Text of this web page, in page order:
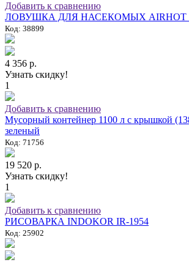
Добавить к сравнению
ЛОВУШКА ДЛЯ НАСЕКОМЫХ AIRHOT
Код: 38899
4 356 р.
Узнать скидку!
1
Добавить к сравнению
Мусорный контейнер 1100 л с крышкой
зеленый
Код: 71756
19 520 р.
Узнать скидку!
1
Добавить к сравнению
РИСОВАРКА INDOKOR IR-1954
Код: 25902